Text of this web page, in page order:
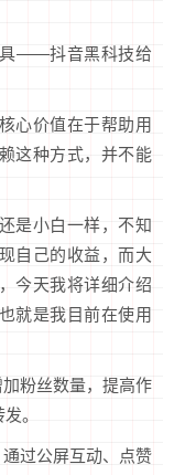
具——抖音黑科技给
心价值在于帮助用
这种方式，并不能
是小白一样，不知
自己的收益，而大
今天我将详细介绍
就是我目前在使用
粉丝数量，提高作
。
过公屏互动、点赞